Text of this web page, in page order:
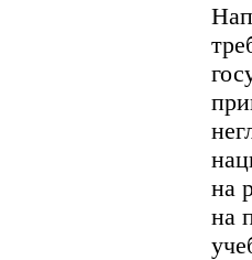
на
на